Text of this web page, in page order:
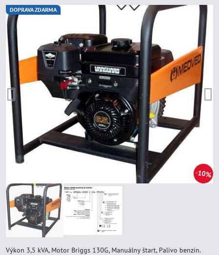
DOPRAVA ZDARMA
10%
Výkon 3,5 kVA, Motor Briggs 130G, Manuálny štart, Palivo benzín.